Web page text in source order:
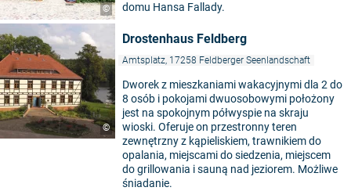
©
domu Hansa Fallady.
©
Drostenhaus Feldberg
Amtsplatz, 17258 Feldberger Seenlandschaft
Dworek z mieszkaniami wakacyjnymi dla 2 do
8 osób i pokojami dwuosobowymi położony
jest na spokojnym półwyspie na skraju
wioski. Oferuje on przestronny teren
zewnętrzny z kąpieliskiem, trawnikiem do
opalania, miejscami do siedzenia, miejscem
do grillowania i sauną nad jeziorem. Możliwe
śniadanie.